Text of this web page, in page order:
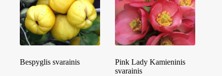
Bespyglis svarainis
Pink Lady Kamieninis
svarainis